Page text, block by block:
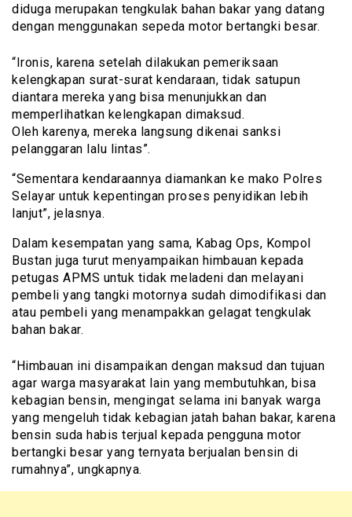
diduga merupakan tengkulak bahan bakar yang datang
dengan menggunakan sepeda motor bertangki besar.
“Ironis, karena setelah dilakukan pemeriksaan
kelengkapan surat-surat kendaraan, tidak satupun
diantara mereka yang bisa menunjukkan dan
memperlihatkan kelengkapan dimaksud.
Oleh karenya, mereka langsung dikenai sanksi
pelanggaran lalu lintas”.
“Sementara kendaraannya diamankan ke mako Polres
Selayar untuk kepentingan proses penyidikan lebih
lanjut”, jelasnya.
Dalam kesempatan yang sama, Kabag Ops, Kompol
Bustan juga turut menyampaikan himbauan kepada
petugas APMS untuk tidak meladeni dan melayani
pembeli yang tangki motornya sudah dimodifikasi dan
atau pembeli yang menampakkan gelagat tengkulak
bahan bakar.
“Himbauan ini disampaikan dengan maksud dan tujuan
agar warga masyarakat lain yang membutuhkan, bisa
kebagian bensin, mengingat selama ini banyak warga
yang mengeluh tidak kebagian jatah bahan bakar, karena
bensin suda habis terjual kepada pengguna motor
bertangki besar yang ternyata berjualan bensin di
rumahnya”, ungkapnya.